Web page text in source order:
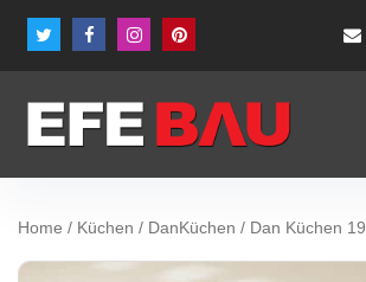
Home / Küchen / DanKüchen / Dan Küchen 19